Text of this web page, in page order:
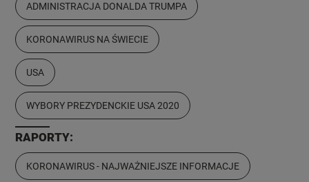
ADMINISTRACJA DONALDA TRUMPA
KORONAWIRUS NA ŚWIECIE
USA
WYBORY PREZYDENCKIE USA 2020
RAPORTY:
KORONAWIRUS - NAJWAŻNIEJSZE INFORMACJE